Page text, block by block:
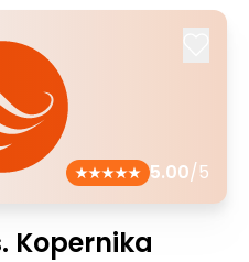
5.00/5
Kopernika